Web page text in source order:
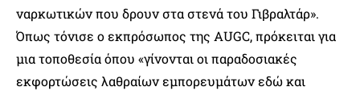
ναρκωτικών που δρουν στα στενά του Γιβραλτάρ».
Όπως τόνισε ο εκπρόσωπος της AUGC, πρόκειται για
μια τοποθεσία όπου «γίνονται οι παραδοσιακές
εκφορτώσεις λαθραίων εμπορευμάτων εδώ και